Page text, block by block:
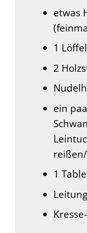
etwas
1 Löffel
2
ein
1